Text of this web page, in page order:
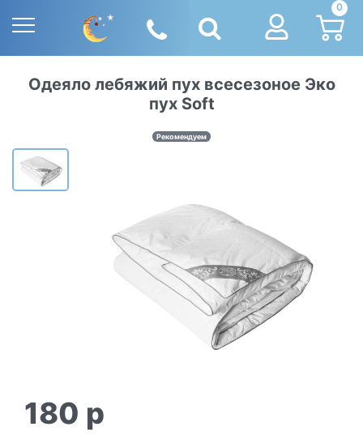
0
Одеяло лебяжий пух всесезоное Эко
пух Soft
Рекомендуем
180 p